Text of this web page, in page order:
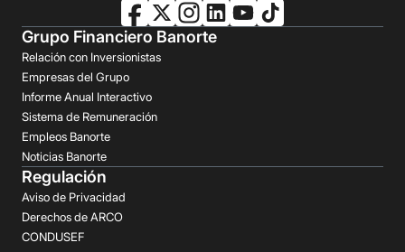
Grupo Financiero Banorte
Relación con Inversionistas
Empresas del Grupo
Informe Anual Interactivo
Sistema de Remuneración
Empleos Banorte
Noticias Banorte
Regulación
Aviso de Privacidad
Derechos de ARCO
CONDUSEF